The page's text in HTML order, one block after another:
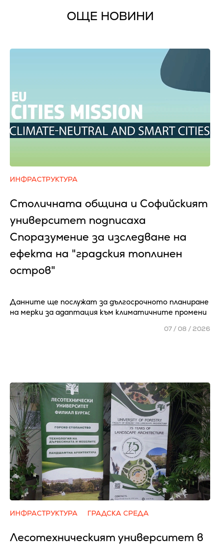
ОЩЕ НОВИНИ
ИНФРАСТРУКТУРА
Столичната община и Софийският
университет подписаха
Споразумение за изследване на
ефекта на "градския топлинен
остров"
Данните ще послужат за дългосрочното планиране
на мерки за адаптация към климатичните промени
07 / 08 / 2026
ИНФРАСТРУКТУРА ГРАДСКА СРЕДА
Лесотехническият университет в